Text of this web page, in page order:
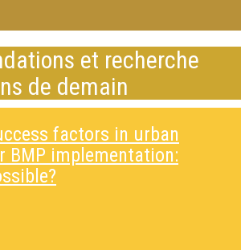
et recherche
de demain
factors in urban
BMP implementation: